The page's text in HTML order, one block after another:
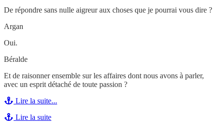
De répondre sans nulle aigreur aux choses que je pourrai vous dire ?
Argan
Oui.
Béralde
Et de raisonner ensemble sur les affaires dont nous avons à parler,
avec un esprit détaché de toute passion ?
Lire la suite...
Lire la suite